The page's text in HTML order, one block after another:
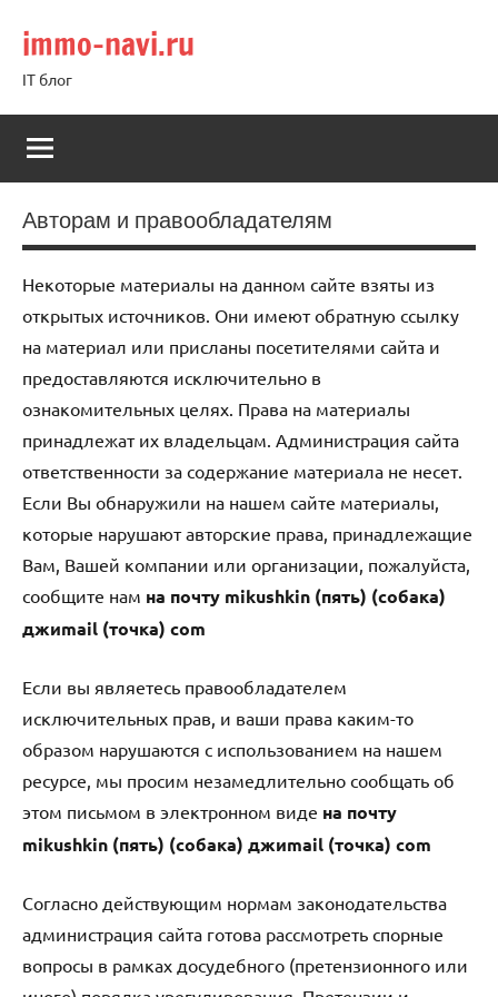
содержимому
immo-navi.ru
IT блог
Авторам и правообладателям
Некоторые материалы на данном сайте взяты из
открытых источников. Они имеют обратную ссылку
на материал или присланы посетителями сайта и
предоставляются исключительно в
ознакомительных целях. Права на материалы
принадлежат их владельцам. Администрация сайта
ответственности за содержание материала не несет.
Если Вы обнаружили на нашем сайте материалы,
которые нарушают авторские права, принадлежащие
Вам, Вашей компании или организации, пожалуйста,
сообщите нам на почту mikushkin (пять) (собака)
джиmail (точка) com
Если вы являетесь правообладателем
исключительных прав, и ваши права каким-то
образом нарушаются с использованием на нашем
ресурсе, мы просим незамедлительно сообщать об
этом письмом в электронном виде на почту
mikushkin (пять) (собака) джиmail (точка) com
Согласно действующим нормам законодательства
администрация сайта готова рассмотреть спорные
вопросы в рамках досудебного (претензионного или